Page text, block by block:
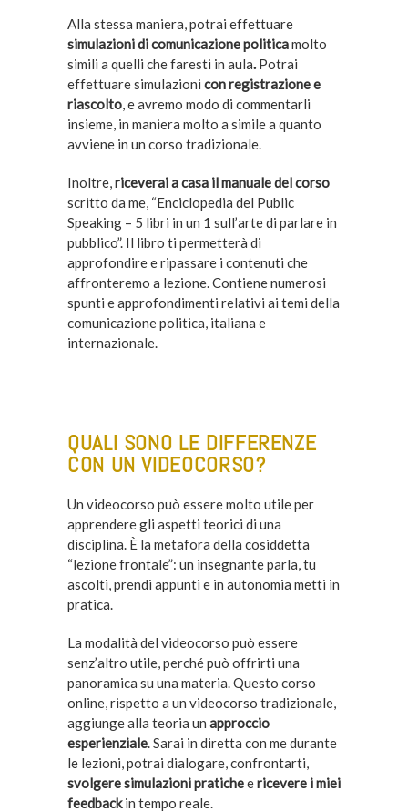
Alla stessa maniera, potrai effettuare
simulazioni di comunicazione politicamolto
simili a quelli che faresti in aula. Potrai
effettuare simulazioni con registrazione e
riascolto, e avremo modo di commentarli
insieme, in maniera molto a simile a quanto
avviene in un corso tradizionale.
Inoltre,riceverai a casa il manuale del corso
scritto da me, “Enciclopedia del Public
Speaking – 5 libri in un 1 sull’arte di parlare in
pubblico”. Il libro ti permetterà di
approfondire e ripassare i contenuti che
affronteremo a lezione. Contiene numerosi
spunti e approfondimenti relativi ai temi della
comunicazione politica, italiana e
internazionale.
QUALI SONO LE DIFFERENZE
CON UN VIDEOCORSO?
Un videocorso può essere molto utile per
apprendere gli aspetti teorici di una
disciplina. È la metafora della cosiddetta
“lezione frontale”: un insegnante parla, tu
ascolti, prendi appunti e in autonomia metti in
pratica.
La modalità del videocorso può essere
senz’altro utile, perché può offrirti una
panoramica su una materia. Questo corso
online, rispetto a un videocorso tradizionale,
aggiunge alla teoria un approccio
esperienziale. Sarai in diretta con me durante
le lezioni, potrai dialogare, confrontarti,
svolgere simulazioni praticheericevere i miei
feedbackin tempo reale.